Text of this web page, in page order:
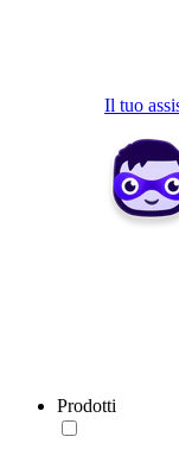
Il tuo
Prodotti